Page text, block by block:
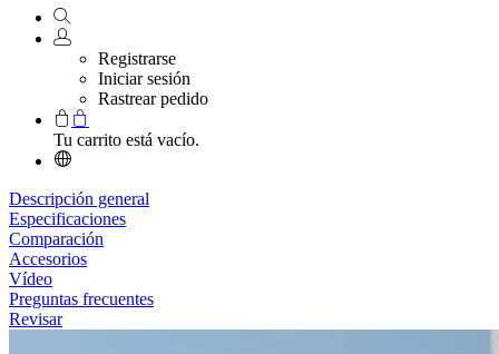
Registrarse
Iniciar sesión
Rastrear pedido
Tu carrito está vacío.
Descripción general
Especificaciones
Comparación
Accesorios
Vídeo
Preguntas frecuentes
Revisar